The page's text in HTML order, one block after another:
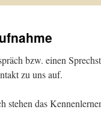
bzw. einen
zu uns auf.
stehen das